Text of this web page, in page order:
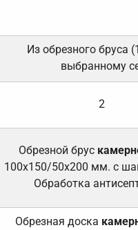
Из обрезного
выбранному
2
Обрезной брус
100х150/50х200 мм. с
Обработка
Обрезная доска